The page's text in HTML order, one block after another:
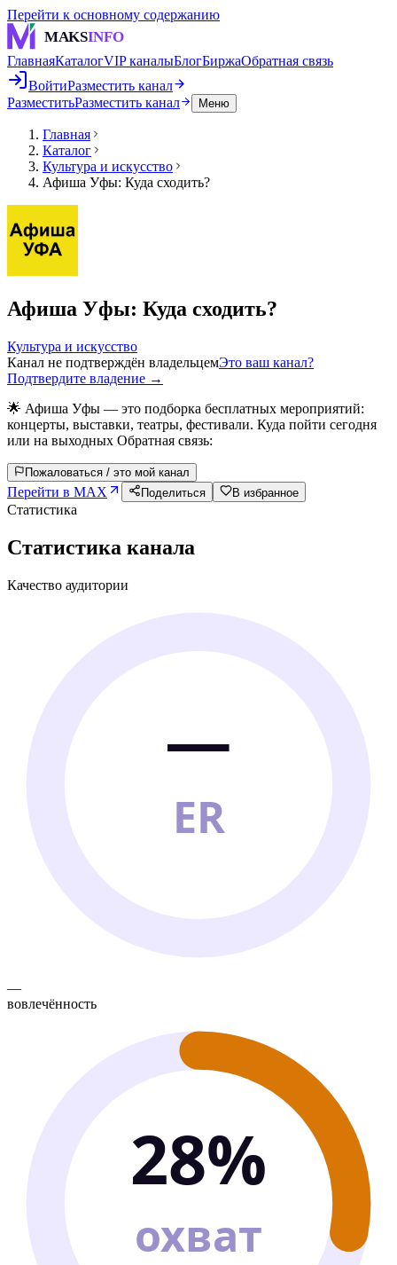
Перейти к основному содержанию
MAKSINFO
ГлавнаяКаталогVIP каналыБлогБиржаОбратная связь
ВойтиРазместить канал
РазместитьРазместить канал Меню
Главная
Каталог
Культура и искусство
Афиша Уфы: Куда сходить?
Афиша Уфы: Куда сходить?
Культура и искусство
Канал не подтверждён владельцемЭто ваш канал?
Подтвердите владение →
🌟 Афиша Уфы — это подборка бесплатных мероприятий:
концерты, выставки, театры, фестивали. Куда пойти сегодня
или на выходных Обратная связь:
Пожаловаться / это мой канал
Перейти в MAX Поделиться В избранное
Статистика
Статистика канала
Качество аудитории
—
ER
—
вовлечённость
28%
охват